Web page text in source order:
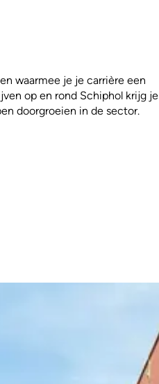
waarmee je je carrière een
op en rond Schiphol krijg je
doorgroeien in de sector.